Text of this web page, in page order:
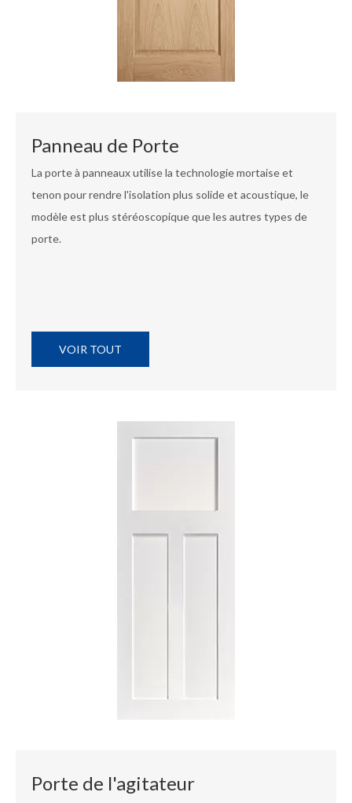
Panneau de Porte
La porte à panneaux utilise la technologie mortaise et
tenon pour rendre l'isolation plus solide et acoustique, le
modèle est plus stéréoscopique que les autres types de
porte.
VOIR TOUT
Porte de l'agitateur